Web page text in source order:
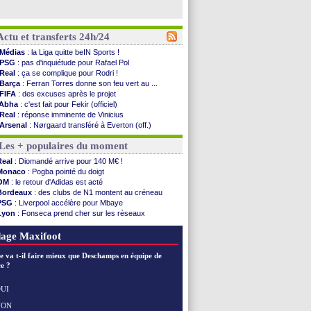
et transferts 24h/24
Médias : la Liga quitte beIN Sports !
PSG : pas d'inquiétude pour Rafael Pol
Real : ça se complique pour Rodri !
Barça : Ferran Torres donne son feu vert au ...
FIFA : des excuses après le projet
: c'est fait pour Fekir (officiel)
Real : réponse imminente de Vinicius
Arsenal : Nørgaard transféré à Everton (off.)
Al-Ahli: Deschamps a discuté !
PSG : Luis Enrique satisfait malgré tout
: Pogba pointé du doigt
: Zabiri n'est pas fan de la L1
: une offre de Fulham pour Aït Boudlal
: Thomasson et Cresswell réconciliés
: Nzonzi avait des pistes en L1
: Mangala sur le départ
: Arsenal s'incline face au Real Betis
City: Maresca flou pour Reijnders
Diriyah: Mbemba arrive libre (officiel)
+ populaires du moment
: Diomandé arrive pour 140 M€ !
: Pogba pointé du doigt
: le retour d'Adidas est acté
: des clubs de N1 montent au créneau
: Liverpool accélère pour Mbaye
: Fonseca prend cher sur les réseaux
: Infantino complimente Mbappé
Maxifoot
va t-il faire mieux que Deschamps en équipe de
?